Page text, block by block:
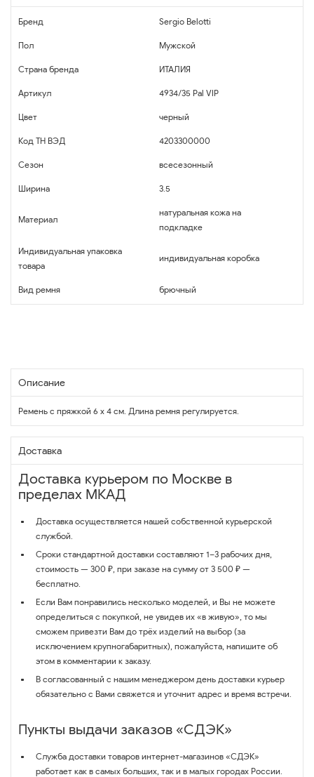
Бренд Sergio Belotti
Пол Мужской
Страна бренда ИТАЛИЯ
Артикул 4934/35 Pal VIP
Цвет черный
Код ТН ВЭД 4203300000
Сезон всесезонный
Ширина 3.5
Материал
натуральная кожа на
подкладке
Индивидуальная упаковка
товара
индивидуальная коробка
Вид ремня брючный
Описание
Ремень с пряжкой 6 х 4 см. Длина ремня регулируется.
Доставка
Доставка курьером по Москве в
пределах МКАД
Доставка осуществляется нашей собственной курьерской
службой.
Сроки стандартной доставки составляют 1–3 рабочих дня,
стоимость — 300 ₽, при заказе на сумму от 3 500 ₽ —
бесплатно.
Если Вам понравились несколько моделей, и Вы не можете
определиться с покупкой, не увидев их «в живую», то мы
сможем привезти Вам до трёх изделий на выбор (за
исключением крупногабаритных), пожалуйста, напишите об
этом в комментарии к заказу.
В согласованный с нашим менеджером день доставки курьер
обязательно с Вами свяжется и уточнит адрес и время встречи.
Пункты выдачи заказов «СДЭК»
Служба доставки товаров интернет-магазинов «СДЭК»
работает как в самых больших, так и в малых городах России.